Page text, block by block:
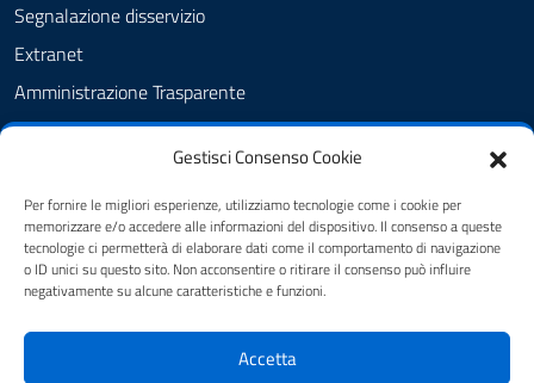
Gestisci Consenso Cookie
Per fornire le migliori esperienze, utilizziamo tecnologie come i cookie per
memorizzare e/o accedere alle informazioni del dispositivo. Il consenso a queste
tecnologie ci permetterà di elaborare dati come il comportamento di navigazione
o ID unici su questo sito. Non acconsentire o ritirare il consenso può influire
negativamente su alcune caratteristiche e funzioni.
Accetta
Segnalazione disservizio
Extranet
Amministrazione Trasparente
Albo Pretorio
Privacy Policy
Cookie Policy
Note legali